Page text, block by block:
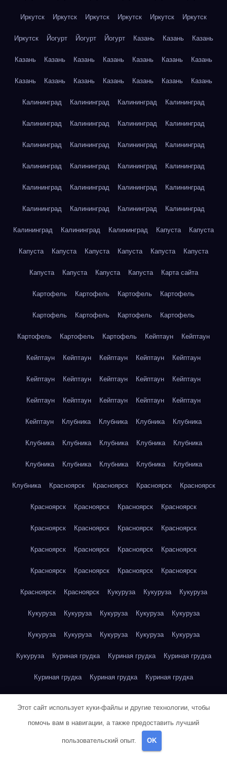
Иркутск Иркутск Иркутск Иркутск Иркутск Иркутск
Иркутск Йогурт Йогурт Йогурт Казань Казань Казань
Казань Казань Казань Казань Казань Казань Казань
Казань Казань Казань Казань Казань Казань Казань
Калининград Калининград Калининград Калининград
Калининград Калининград Калининград Калининград
Калининград Калининград Калининград Калининград
Калининград Калининград Калининград Калининград
Калининград Калининград Калининград Калининград
Калининград Калининград Калининград Калининград
Калининград Калининград Калининград Капуста Капуста
Капуста Капуста Капуста Капуста Капуста Капуста
Капуста Капуста Капуста Капуста Карта сайта
Картофель Картофель Картофель Картофель
Картофель Картофель Картофель Картофель
Картофель Картофель Картофель Кейптаун Кейптаун
Кейптаун Кейптаун Кейптаун Кейптаун Кейптаун
Кейптаун Кейптаун Кейптаун Кейптаун Кейптаун
Кейптаун Кейптаун Кейптаун Кейптаун Кейптаун
Кейптаун Клубника Клубника Клубника Клубника
Клубника Клубника Клубника Клубника Клубника
Клубника Клубника Клубника Клубника Клубника
Клубника Красноярск Красноярск Красноярск Красноярск
Красноярск Красноярск Красноярск Красноярск
Красноярск Красноярск Красноярск Красноярск
Красноярск Красноярск Красноярск Красноярск
Красноярск Красноярск Красноярск Красноярск
Красноярск Красноярск Кукуруза Кукуруза Кукуруза
Кукуруза Кукуруза Кукуруза Кукуруза Кукуруза
Кукуруза Кукуруза Кукуруза Кукуруза Кукуруза
Кукуруза Куриная грудка Куриная грудка Куриная грудка
Куриная грудка Куриная грудка Куриная грудка
Куриная грудка Куриная грудка Куриная грудка
Куриная грудка Куриная грудка Куриная грудка
Этот сайт использует куки-файлы и другие технологии, чтобы
помочь вам в навигации, а также предоставить лучший
пользовательский опыт. OK